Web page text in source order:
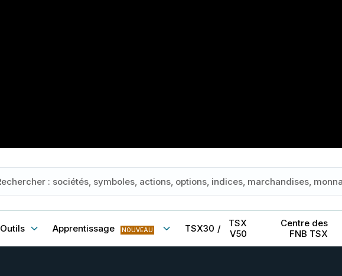
Outils Apprentissage NOUVEAU TSX30 /
TSX
V50
Centre des
FNB TSX